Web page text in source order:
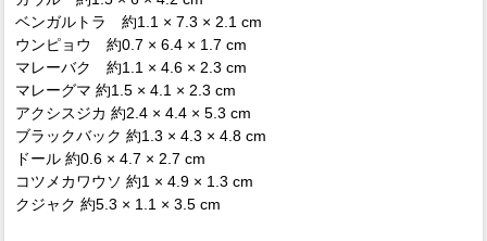
ベンガルトラ 約1.1 × 7.3 × 2.1 cm
ウンピョウ 約0.7 × 6.4 × 1.7 cm
マレーバク 約1.1 × 4.6 × 2.3 cm
マレーグマ 約1.5 × 4.1 × 2.3 cm
アクシスジカ 約2.4 × 4.4 × 5.3 cm
ブラックバック 約1.3 × 4.3 × 4.8 cm
ドール 約0.6 × 4.7 × 2.7 cm
コツメカワウソ 約1 × 4.9 × 1.3 cm
クジャク 約5.3 × 1.1 × 3.5 cm